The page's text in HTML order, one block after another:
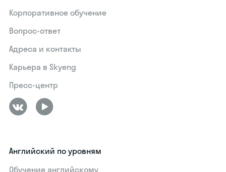
Корпоративное обучение
Вопрос-ответ
Адреса и контакты
Карьера в Skyeng
Пресс-центр
Английский по уровням
Обучение английскому